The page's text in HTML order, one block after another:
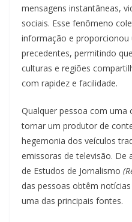
mensagens instantâneas,
sociais. Esse fenômeno
informação e proporcionou
precedentes, permitindo
culturas e regiões
com rapidez e facilidade.
Qualquer pessoa com uma
tornar um produtor de
hegemonia dos veículos
emissoras de televisão. De
de Estudos de Jornalismo
das pessoas obtêm
uma das principais fontes.